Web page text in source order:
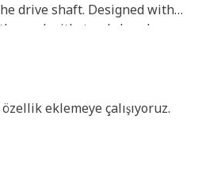
drive shaft. Designed with
seal withstands harsh
the overall reliability and
entering the mechanism.
withstand challenging work
eklemeye çalışıyoruz.